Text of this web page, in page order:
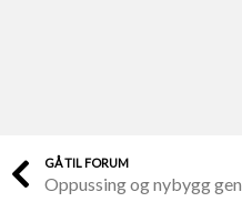
Finn håndverkere
GÅ TIL FORUM
Oppussing og nybygg